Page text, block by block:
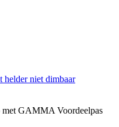
niet dimbaar
GAMMA Voordeelpas